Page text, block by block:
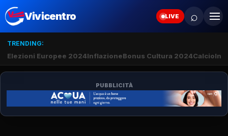
Vivicentro LIVE ⌕
TRENDING:
Elezioni Europee 2024InflazioneBonus Cultura 2024Calcio
PUBBLICITÀ